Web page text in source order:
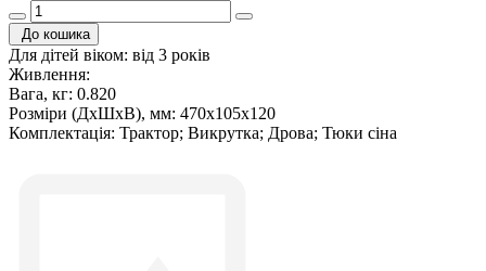
До кошика
Для дітей віком: від 3 років
Живлення:
Вага, кг: 0.820
Розміри (ДxШxВ), мм: 470х105х120
Комплектація: Трактор; Викрутка; Дрова; Тюки сіна